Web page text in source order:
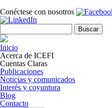
Conéctese con nosotros
Formulario de búsqueda
Inicio
Acerca de ICEFI
Cuentas Claras
Publicaciones
Noticias y comunicados
Interés y coyuntura
Blog
Contacto